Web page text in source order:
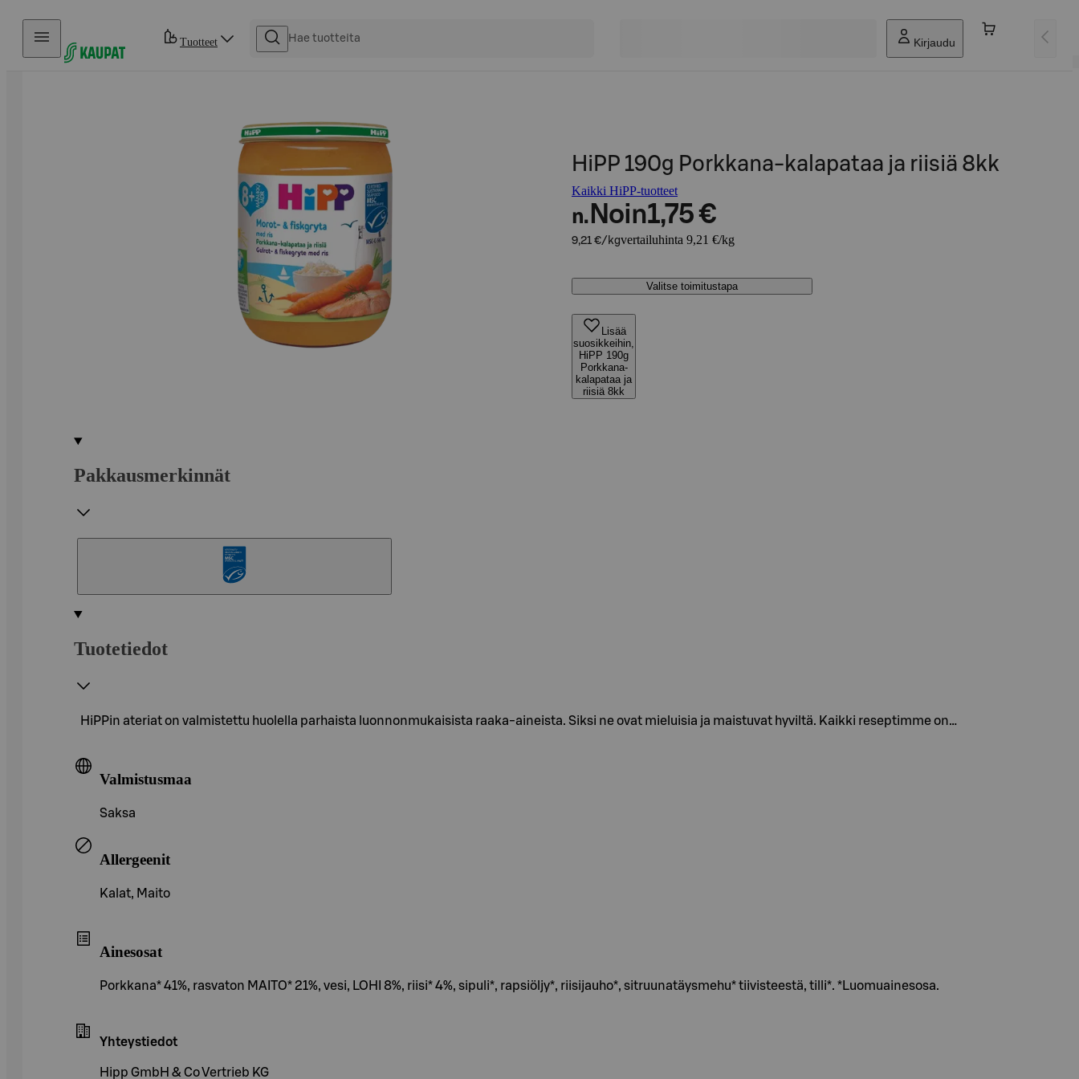
Hyppää sisältöön
Tuotteet Kirjaudu
HiPP 190g Porkkana-kalapataa ja riisiä 8kk
Kaikki HiPP-tuotteet
n. Noin1,75 €
9,21 €/kgvertailuhinta 9,21 €/kg
Valitse toimitustapa
Lisää
suosikkeihin,
HiPP 190g
Porkkana-
kalapataa ja
riisiä 8kk
Pakkausmerkinnät
Tuotetiedot
HiPPin ateriat on valmistettu huolella parhaista luonnonmukaisista raaka-aineista. Siksi ne ovat mieluisia ja maistuvat hyviltä. Kaikki reseptimme on…
Valmistusmaa
Saksa
Allergeenit
Kalat, Maito
Ainesosat
Porkkana* 41%, rasvaton MAITO* 21%, vesi, LOHI 8%, riisi* 4%, sipuli*, rapsiöljy*, riisijauho*, sitruunatäysmehu* tiivisteestä, tilli*. *Luomuainesosa.
Yhteystiedot
Hipp GmbH & Co Vertrieb KG